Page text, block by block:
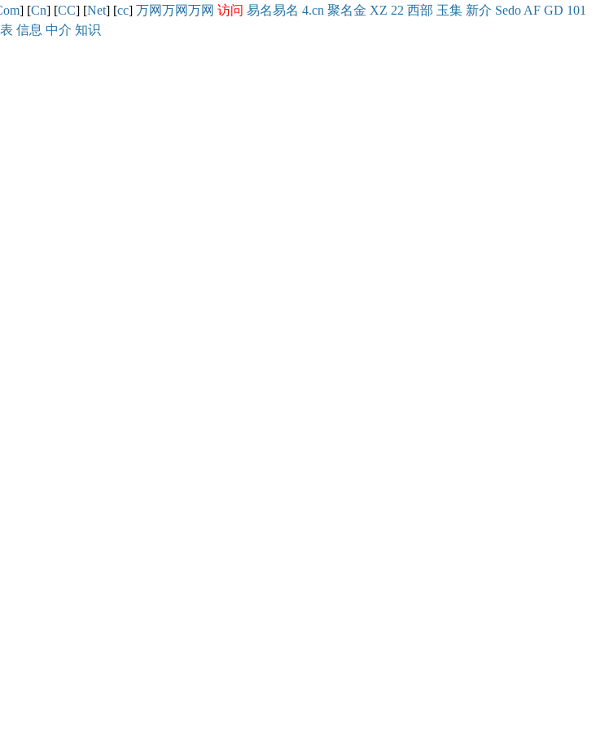
] [Cn] [CC] [Net] [cc] 万网万网万网 访问 易名易名 4.cn 聚名金 XZ 22 西部 玉集 新介 Sedo AF GD 101
信息 中介 知识